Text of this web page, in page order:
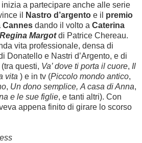
inizia a partecipare anche alle serie
il Nastro d’argento e il premio
Cannes dando il volto a Caterina
Margotdi Patrice Chereau.
vita professionale, densa di
Donatello e Nastri d’Argento, e di
questi, Va’ dove ti porta il cuore, Il
vita ) e in tv (Piccolo mondo antico,
, Un dono semplice, A casa di Anna,
e le sue figlie, e tanti altri). Con
appena finito di girare lo scorso